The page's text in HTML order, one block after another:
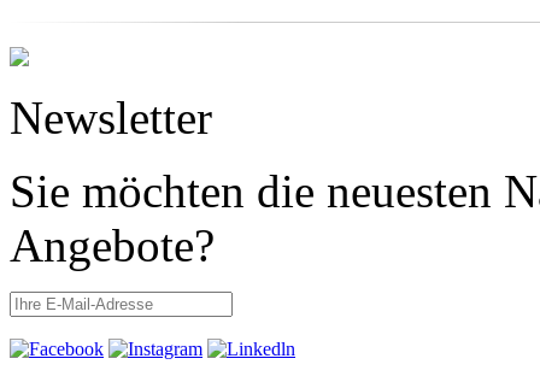
Newsletter
Sie möchten die neuesten
Angebote?